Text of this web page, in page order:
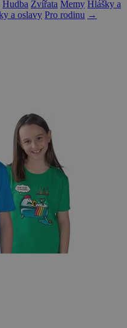
Hudba Zvířata Memy Hlášky a
a oslavy Pro rodinu →